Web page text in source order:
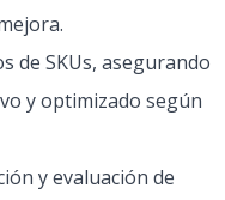
de SKUs, asegurando
y optimizado según
y evaluación de